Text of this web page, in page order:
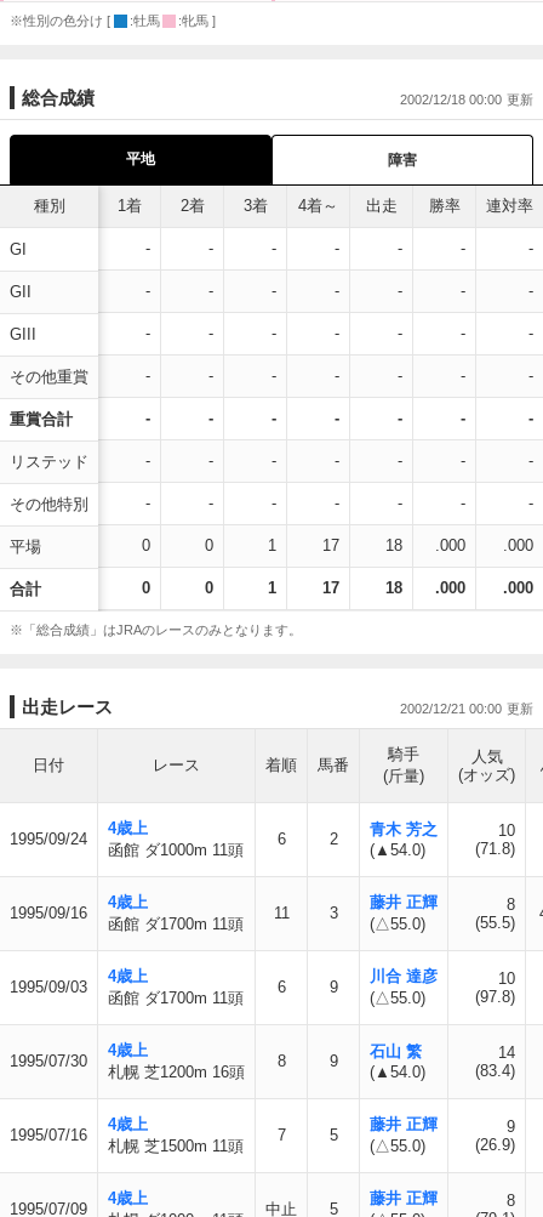
※性別の色分け [ :牡馬 :牝馬 ]
総合成績 2002/12/18 00:00
平地 障害
種別
GI
GII
GIII
その他重賞
重賞合計
リステッド
その他特別
平場
合計
1着 2着 3着 4着～ 出走 勝率 連対率
- - - - - - -
- - - - - - -
- - - - - - -
- - - - - - -
- - - - - - -
- - - - - - -
- - - - - - -
0 0 1 17 18 .000 .000
0 0 1 17 18 .000 .000
※「総合成績」はJRAのレースのみとなります。
出走レース 2002/12/21 00:00
日付 レース 着順 馬番
騎手
(斤量)
人気
(オッズ)
1995/09/24
4歳上
函館 ダ1000m 11頭
6 2
青木 芳之
(▲54.0)
10
(71.8)
1995/09/16
4歳上
函館 ダ1700m 11頭
11 3
藤井 正輝
(△55.0)
8
(55.5)
1995/09/03
4歳上
函館 ダ1700m 11頭
6 9
川合 達彦
(△55.0)
10
(97.8)
1995/07/30
4歳上
札幌 芝1200m 16頭
8 9
石山 繁
(▲54.0)
14
(83.4)
1995/07/16
4歳上
札幌 芝1500m 11頭
7 5
藤井 正輝
(△55.0)
9
(26.9)
1995/07/09
4歳上
中止 5
藤井 正輝
8